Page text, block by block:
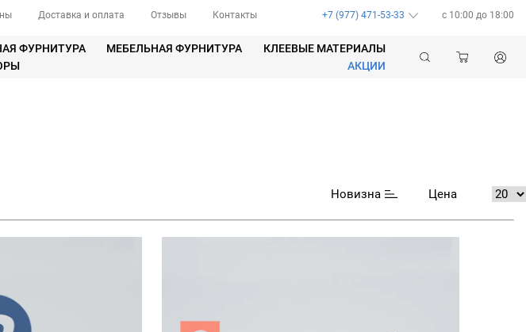
Доставка и оплата Отзывы Контакты +7 (977) 471-53-33 c 10:00 до 18:00
ФУРНИТУРА МЕБЕЛЬНАЯ ФУРНИТУРА
КЛЕЕВЫЕ МАТЕРИАЛЫ
АКЦИИ
Новизна Цена